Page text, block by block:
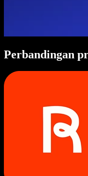
Perbandingan